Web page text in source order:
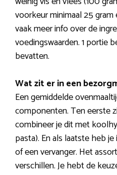
voorkeur minimaal 25
vaak meer info over de
voedingswaarden. 1 portie
bevatten.
Wat zit er in een
Een gemiddelde
componenten. Ten eerste
combineer je dit met
pasta). En als laatste heb
of een vervanger. Het
verschillen. Je hebt de